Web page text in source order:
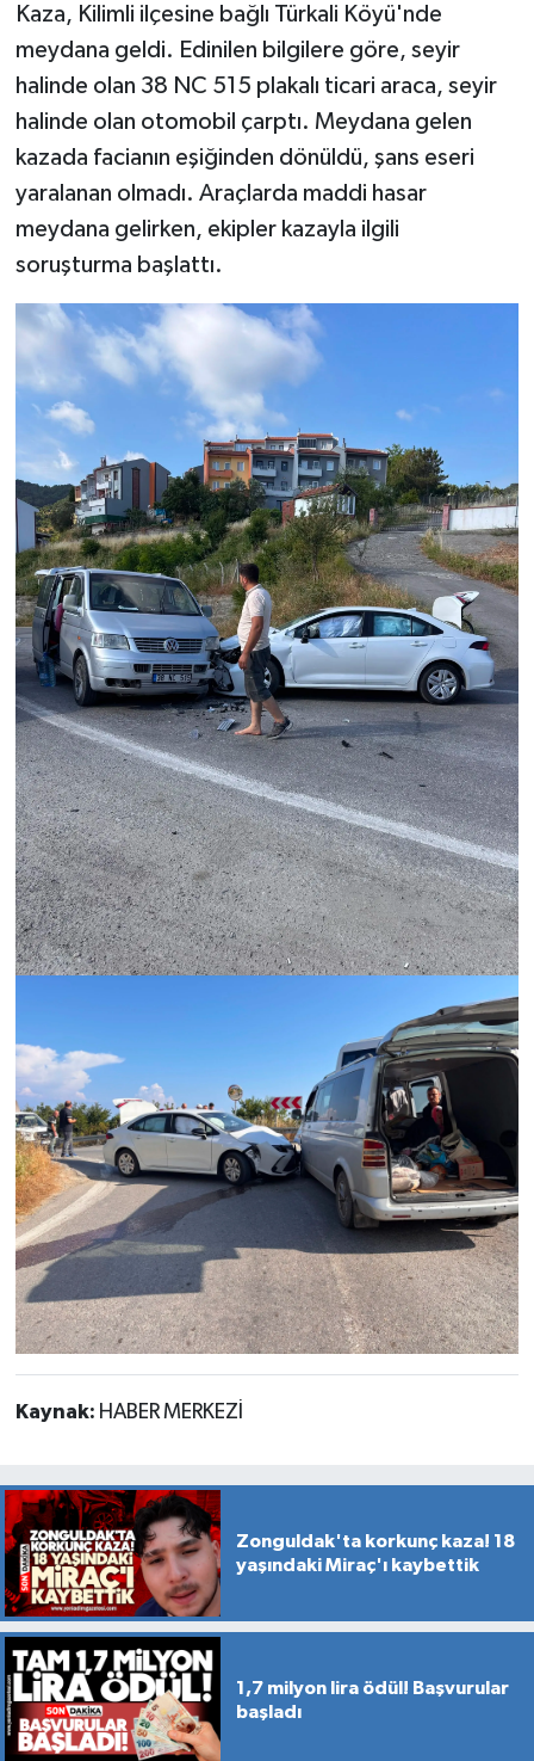
Kaza, Kilimli ilçesine bağlı Türkali Köyü'nde
meydana geldi. Edinilen bilgilere göre, seyir
halinde olan 38 NC 515 plakalı ticari araca, seyir
halinde olan otomobil çarptı. Meydana gelen
kazada facianın eşiğinden dönüldü, şans eseri
yaralanan olmadı. Araçlarda maddi hasar
meydana gelirken, ekipler kazayla ilgili
soruşturma başlattı.
Kaynak: HABER MERKEZİ
Zonguldak'ta korkunç kaza! 18
yaşındaki Miraç'ı kaybettik
1,7 milyon lira ödül! Başvurular
başladı